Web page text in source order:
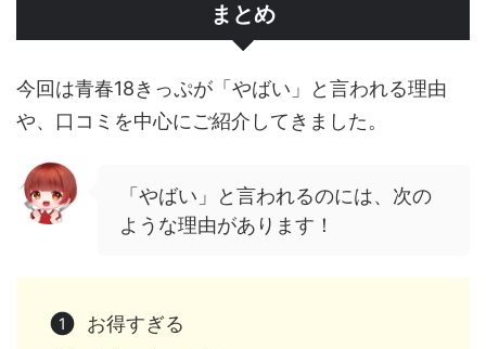
まとめ
今回は青春18きっぷが「やばい」と言われる理由
や、口コミを中心にご紹介してきました。
「やばい」と言われるのには、次の
ような理由があります！
お得すぎる